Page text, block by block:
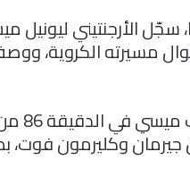
سجّل الأرجنتيني ليونيل
مسيرته الكروية،
وجاء
وكليرمون فوت،